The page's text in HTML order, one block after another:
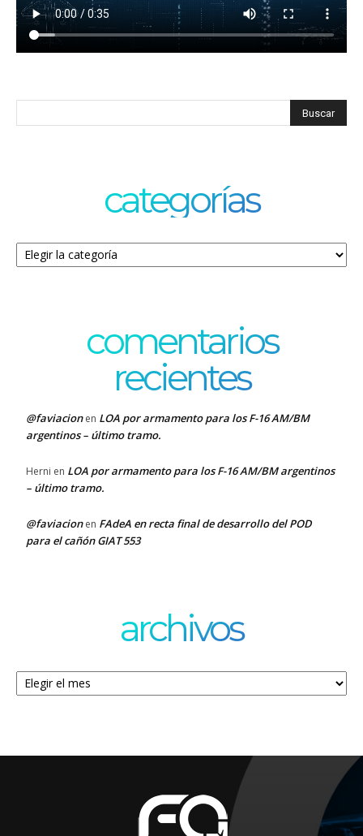
categorías
Categorías
comentarios
recientes
@faviacionen LOA por armamento para los F-16 AM/BM
argentinos – último tramo.
Herni en LOA por armamento para los F-16 AM/BM argentinos
– último tramo.
@faviacionen FAdeA en recta final de desarrollo del POD
para el cañón GIAT 553
archivos
Archivos